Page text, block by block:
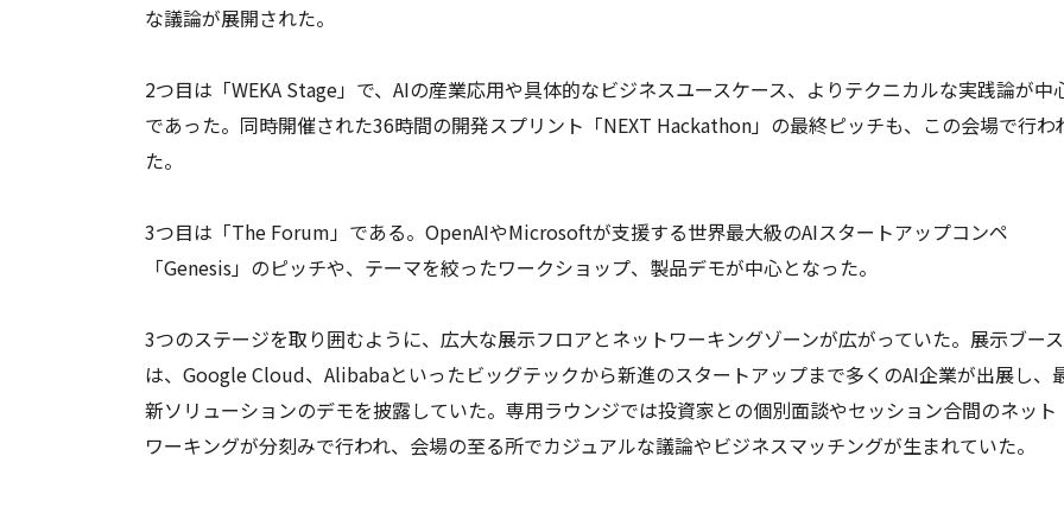
な議論が展開された。
2つ目は「WEKA Stage」で、AIの産業応用や具体的なビジネスユースケース、よりテクニカルな実践論が中
であった。同時開催された36時間の開発スプリント「NEXT Hackathon」の最終ピッチも、この会場で行わ
た。
3つ目は「The Forum」である。OpenAIやMicrosoftが支援する世界最大級のAIスタートアップコンペ
「Genesis」のピッチや、テーマを絞ったワークショップ、製品デモが中心となった。
3つのステージを取り囲むように、広大な展示フロアとネットワーキングゾーンが広がっていた。展示ブー
は、Google Cloud、Alibabaといったビッグテックから新進のスタートアップまで多くのAI企業が出展し、
新ソリューションのデモを披露していた。専用ラウンジでは投資家との個別面談やセッション合間のネット
ワーキングが分刻みで行われ、会場の至る所でカジュアルな議論やビジネスマッチングが生まれていた。